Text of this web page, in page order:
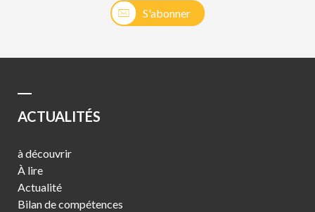
S'abonner
ACTUALITÉS
à découvrir
À lire
Actualité
Bilan de compétences